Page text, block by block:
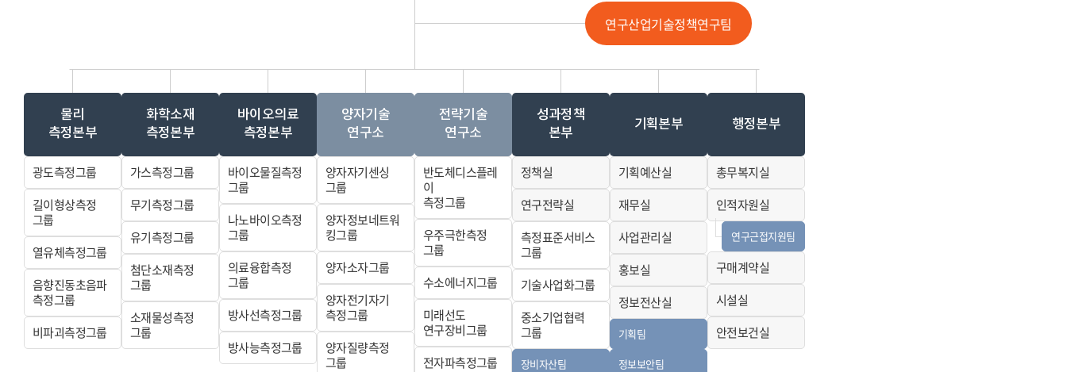
연구산업기술정책연구팀
물리
측정본부
광도측정그룹
길이형상측정
그룹
열유체측정그룹
음향진동초음파
측정그룹
비파괴측정그룹
화학소재
측정본부
가스측정그룹
무기측정그룹
유기측정그룹
첨단소재측정
그룹
소재물성측정
그룹
바이오의료
측정본부
바이오물질측정
그룹
나노바이오측정
그룹
의료융합측정
그룹
방사선측정그룹
방사능측정그룹
양자기술
연구소
양자자기센싱
그룹
양자정보네트워
킹그룹
양자소자그룹
양자전기자기
측정그룹
양자질량측정
그룹
전략기술
연구소
반도체디스플레
이
측정그룹
우주극한측정
그룹
수소에너지그룹
미래선도
연구장비그룹
전자파측정그룹
성과정책
본부
정책실
연구전략실
측정표준서비스
그룹
기술사업화그룹
중소기업협력
그룹
장비자산팀
기획본부
기획예산실
재무실
사업관리실
홍보실
정보전산실
기획팀
정보보안팀
행정본부
총무복지실
인적자원실
연구근접지원팀
구매계약실
시설실
안전보건실